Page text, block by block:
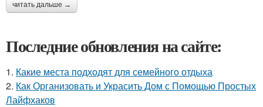
читать дальше →
Последние обновления на сайте:
1. Какие места подходят для семейного отдыха
2. Как Организовать и Украсить Дом с Помощью Простых
Лайфхаков